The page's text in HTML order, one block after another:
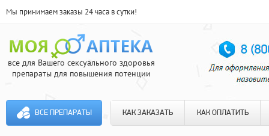
Мы принимаем заказы 24 часа в сутки!
все для Вашего сексуального здоровья
препараты для повышения потенции
ВСЕ ПРЕПАРАТЫ КАК ЗАКАЗАТЬ КАК ОПЛАТИТЬ